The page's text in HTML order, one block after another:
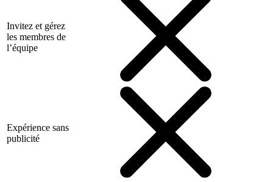
Invitez et gérez
les membres de
l’équipe
Expérience sans
publicité